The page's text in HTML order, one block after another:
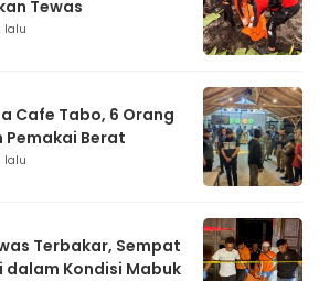
Tewas
lalu
Cafe Tabo, 6 Orang
Berat
lalu
Terbakar, Sempat
dalam Kondisi Mabuk